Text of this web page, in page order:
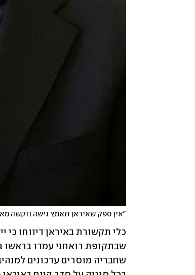
"אין ספק שאיראן תאמץ גישה נוקשה